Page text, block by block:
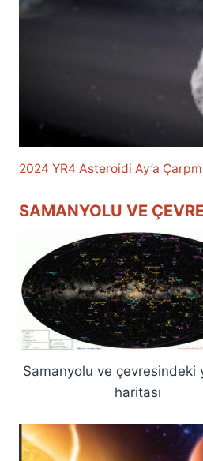
2024 YR4 Asteroidi Ay’a
SAMANYOLU VE
Samanyolu ve çevresindeki
haritası